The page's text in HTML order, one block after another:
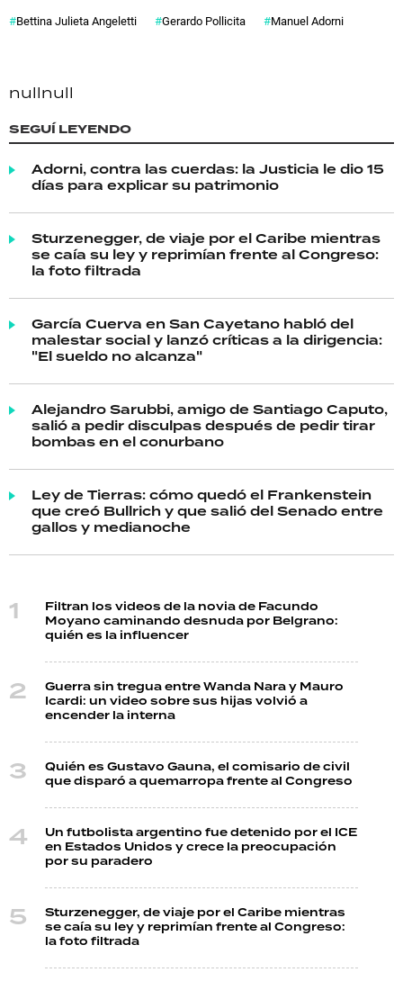
Bettina Julieta Angeletti Gerardo Pollicita Manuel Adorni
nullnull
SEGUÍ LEYENDO
Adorni, contra las cuerdas: la Justicia le dio 15
días para explicar su patrimonio
Sturzenegger, de viaje por el Caribe mientras
se caía su ley y reprimían frente al Congreso:
la foto filtrada
García Cuerva en San Cayetano habló del
malestar social y lanzó críticas a la dirigencia:
"El sueldo no alcanza"
Alejandro Sarubbi, amigo de Santiago Caputo,
salió a pedir disculpas después de pedir tirar
bombas en el conurbano
Ley de Tierras: cómo quedó el Frankenstein
que creó Bullrich y que salió del Senado entre
gallos y medianoche
Filtran los videos de la novia de Facundo
Moyano caminando desnuda por Belgrano:
quién es la influencer
Guerra sin tregua entre Wanda Nara y Mauro
Icardi: un video sobre sus hijas volvió a
encender la interna
Quién es Gustavo Gauna, el comisario de civil
que disparó a quemarropa frente al Congreso
Un futbolista argentino fue detenido por el ICE
en Estados Unidos y crece la preocupación
por su paradero
Sturzenegger, de viaje por el Caribe mientras
se caía su ley y reprimían frente al Congreso:
la foto filtrada